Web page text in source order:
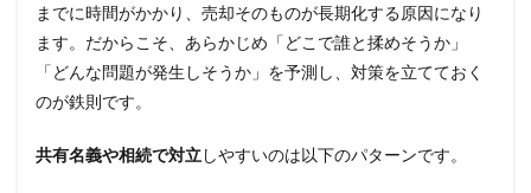
までに時間がかかり、売却そのものが長期化する原因になり
ます。だからこそ、あらかじめ「どこで誰と揉めそうか」
「どんな問題が発生しそうか」を予測し、対策を立てておく
のが鉄則です。
共有名義や相続で対立しやすいのは以下のパターンです。